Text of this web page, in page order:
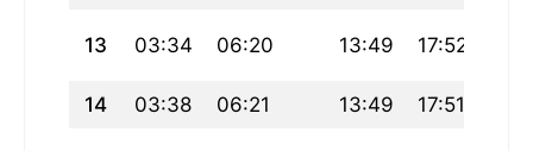
13 03:34 06:20 13:49 17:52
14 03:38 06:21 13:49 17:51